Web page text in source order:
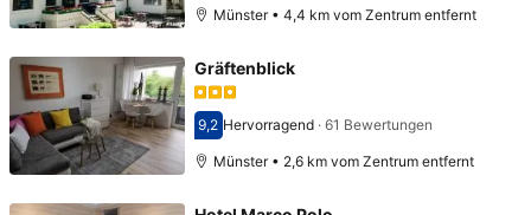
Münster • 4,4 km vom Zentrum entfernt
Gräftenblick
Bewertet mit 9,2
9,2 Hervorragend· 61 Bewertungen
Münster • 2,6 km vom Zentrum entfernt